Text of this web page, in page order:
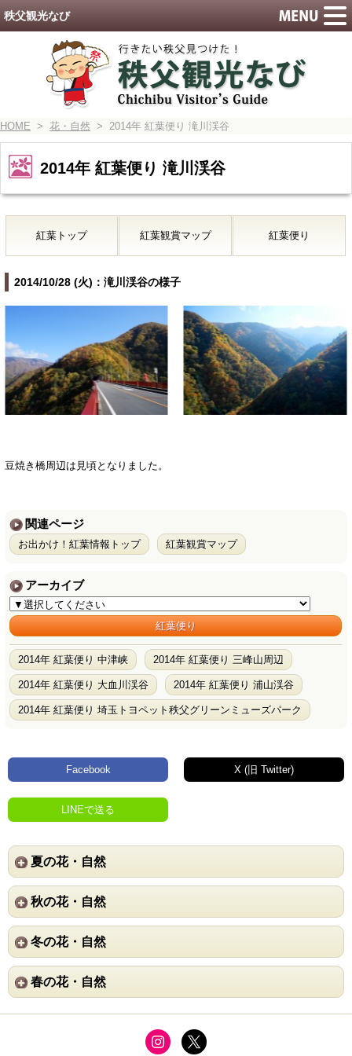
HOME > 花・自然 > 2014年 紅葉便り 滝川渓谷
2014年 紅葉便り 滝川渓谷
紅葉トップ 紅葉観賞マップ 紅葉便り
2014/10/28 (火)：滝川渓谷の様子
豆焼き橋周辺は見頃となりました。
関連ページ
お出かけ！紅葉情報トップ 紅葉観賞マップ
アーカイブ
紅葉便り
2014年 紅葉便り 中津峡 2014年 紅葉便り 三峰山周辺
2014年 紅葉便り 大血川渓谷 2014年 紅葉便り 浦山渓谷
2014年 紅葉便り 埼玉トヨペット秩父グリーンミューズパーク
Facebook X (旧 Twitter)
LINEで送る
夏の花・自然
秋の花・自然
冬の花・自然
春の花・自然
秩父観光なび